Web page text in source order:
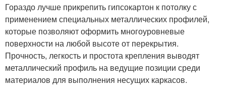
Гораздо лучше прикрепить гипсокартон к потолку с
применением специальных металлических профилей,
которые позволяют оформить многоуровневые
поверхности на любой высоте от перекрытия.
Прочность, легкость и простота крепления выводят
металлический профиль на ведущие позиции среди
материалов для выполнения несущих каркасов.